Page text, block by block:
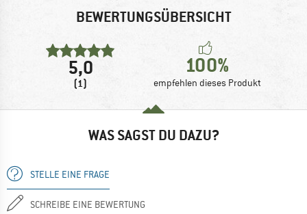
BEWERTUNGSÜBERSICHT
5,0
(1)
100%
empfehlen dieses Produkt
WAS SAGST DU DAZU?
STELLE EINE FRAGE
SCHREIBE EINE BEWERTUNG